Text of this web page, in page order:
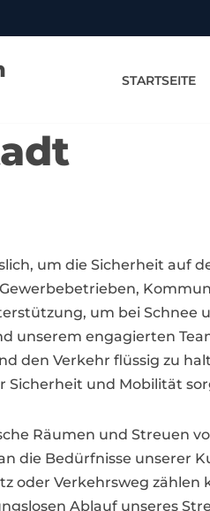
STARTSEITE
um die Sicherheit auf
um bei Schnee
engagierten
den Verkehr flüssig zu
und Mobilität
Räumen und Streuen
die Bedürfnisse unserer
Verkehrsweg
Ablauf unseres